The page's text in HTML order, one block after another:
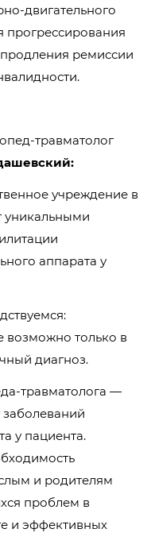
двигательного
прогрессирования
ремиссии
травматолог
учреждение в
уникальными
аппарата у
возможно только в
диагноз.
травматолога —
у пациента.
и родителям
проблем в
и эффективных